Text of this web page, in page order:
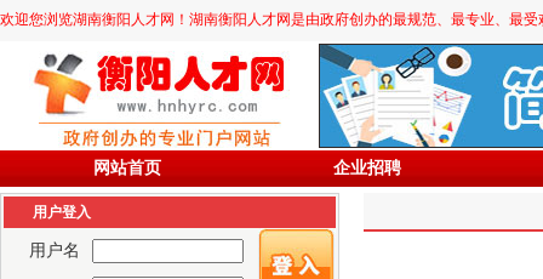
欢迎您浏览湖南衡阳人才网！湖南衡阳人才网是由政府创办的最规范、最专业、最
网站首页 企业招聘
用户登入
用户名